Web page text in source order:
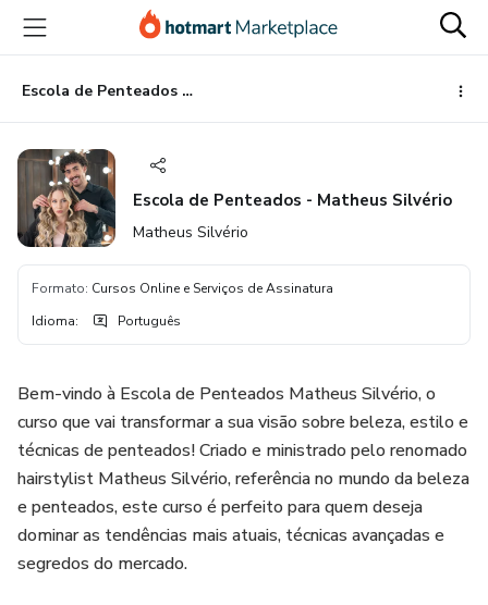
para
conteúdo
principal
para
pagamento
para
rodapé
Escola de Penteados - Matheus Silvério
Escola de Penteados - Matheus Silvério
Matheus Silvério
Formato: Cursos Online e Serviços de Assinatura
Idioma: Português
Bem-vindo à Escola de Penteados Matheus Silvério, o
curso que vai transformar a sua visão sobre beleza, estilo e
técnicas de penteados! Criado e ministrado pelo renomado
hairstylist Matheus Silvério, referência no mundo da beleza
e penteados, este curso é perfeito para quem deseja
dominar as tendências mais atuais, técnicas avançadas e
segredos do mercado.